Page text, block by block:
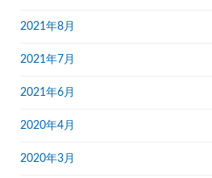
2021年8月
2021年7月
2021年6月
2020年4月
2020年3月